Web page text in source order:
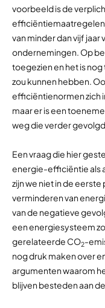
voorbeeld is de
van minder dan vijf
ondernemingen. Op
toegezien en het is
zou kunnen hebben.
efficiëntienormen zich
maar er is een
weg die verder
Een vraag die hier
energie-efficiëntie als
zijn we niet in de
verminderen van
van de negatieve
een energiesysteem
gerelateerde CO2-
nog druk maken over
argumenten waarom
blijven besteden aan